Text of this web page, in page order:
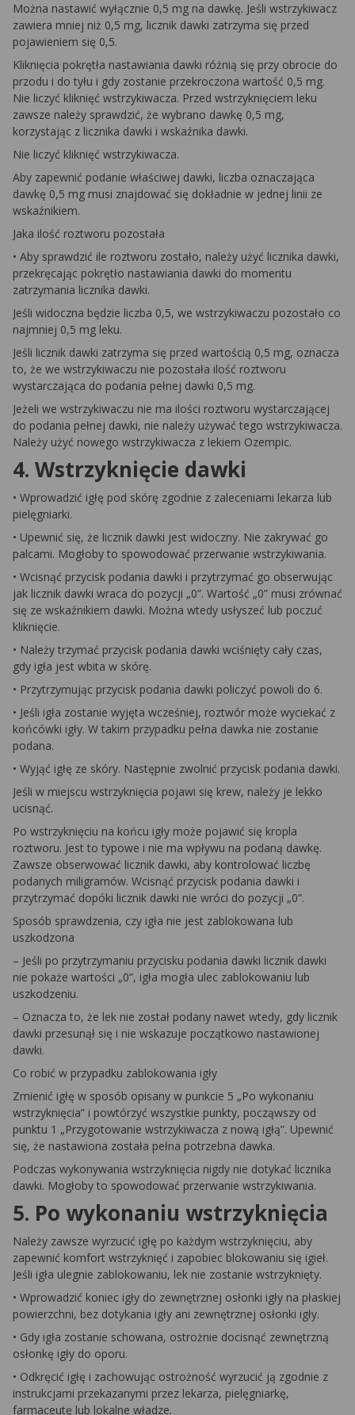
Można nastawić wyłącznie 0,5 mg na dawkę. Jeśli wstrzykiwacz
zawiera mniej niż 0,5 mg, licznik dawki zatrzyma się przed
pojawieniem się 0,5.
Kliknięcia pokrętła nastawiania dawki różnią się przy obrocie do
przodu i do tyłu i gdy zostanie przekroczona wartość 0,5 mg.
Nie liczyć kliknięć wstrzykiwacza. Przed wstrzyknięciem leku
zawsze należy sprawdzić, że wybrano dawkę 0,5 mg,
korzystając z licznika dawki i wskaźnika dawki.
Nie liczyć kliknięć wstrzykiwacza.
Aby zapewnić podanie właściwej dawki, liczba oznaczająca
dawkę 0,5 mg musi znajdować się dokładnie w jednej linii ze
wskaźnikiem.
Jaka ilość roztworu pozostała
• Aby sprawdzić ile roztworu zostało, należy użyć licznika dawki,
przekręcając pokrętło nastawiania dawki do momentu
zatrzymania licznika dawki.
Jeśli widoczna będzie liczba 0,5, we wstrzykiwaczu pozostało co
najmniej 0,5 mg leku.
Jeśli licznik dawki zatrzyma się przed wartością 0,5 mg, oznacza
to, że we wstrzykiwaczu nie pozostała ilość roztworu
wystarczająca do podania pełnej dawki 0,5 mg.
Jeżeli we wstrzykiwaczu nie ma ilości roztworu wystarczającej
do podania pełnej dawki, nie należy używać tego wstrzykiwacza.
Należy użyć nowego wstrzykiwacza z lekiem Ozempic.
4. Wstrzyknięcie dawki
• Wprowadzić igłę pod skórę zgodnie z zaleceniami lekarza lub
pielęgniarki.
• Upewnić się, że licznik dawki jest widoczny. Nie zakrywać go
palcami. Mogłoby to spowodować przerwanie wstrzykiwania.
• Wcisnąć przycisk podania dawki i przytrzymać go obserwując
jak licznik dawki wraca do pozycji „0”. Wartość „0” musi zrównać
się ze wskaźnikiem dawki. Można wtedy usłyszeć lub poczuć
kliknięcie.
• Należy trzymać przycisk podania dawki wciśnięty cały czas,
gdy igła jest wbita w skórę.
• Przytrzymując przycisk podania dawki policzyć powoli do 6.
• Jeśli igła zostanie wyjęta wcześniej, roztwór może wyciekać z
końcówki igły. W takim przypadku pełna dawka nie zostanie
podana.
• Wyjąć igłę ze skóry. Następnie zwolnić przycisk podania dawki.
Jeśli w miejscu wstrzyknięcia pojawi się krew, należy je lekko
ucisnąć.
Po wstrzyknięciu na końcu igły może pojawić się kropla
roztworu. Jest to typowe i nie ma wpływu na podaną dawkę.
Zawsze obserwować licznik dawki, aby kontrolować liczbę
podanych miligramów. Wcisnąć przycisk podania dawki i
przytrzymać dopóki licznik dawki nie wróci do pozycji „0”.
Sposób sprawdzenia, czy igła nie jest zablokowana lub
uszkodzona
– Jeśli po przytrzymaniu przycisku podania dawki licznik dawki
nie pokaże wartości „0”, igła mogła ulec zablokowaniu lub
uszkodzeniu.
– Oznacza to, że lek nie został podany nawet wtedy, gdy licznik
dawki przesunął się i nie wskazuje początkowo nastawionej
dawki.
Co robić w przypadku zablokowania igły
Zmienić igłę w sposób opisany w punkcie 5 „Po wykonaniu
wstrzyknięcia” i powtórzyć wszystkie punkty, począwszy od
punktu 1 „Przygotowanie wstrzykiwacza z nową igłą”. Upewnić
się, że nastawiona została pełna potrzebna dawka.
Podczas wykonywania wstrzyknięcia nigdy nie dotykać licznika
dawki. Mogłoby to spowodować przerwanie wstrzykiwania.
5. Po wykonaniu wstrzyknięcia
Należy zawsze wyrzucić igłę po każdym wstrzyknięciu, aby
zapewnić komfort wstrzyknięć i zapobiec blokowaniu się igieł.
Jeśli igła ulegnie zablokowaniu, lek nie zostanie wstrzyknięty.
• Wprowadzić koniec igły do zewnętrznej osłonki igły na płaskiej
powierzchni, bez dotykania igły ani zewnętrznej osłonki igły.
• Gdy igła zostanie schowana, ostrożnie docisnąć zewnętrzną
osłonkę igły do oporu.
• Odkręcić igłę i zachowując ostrożność wyrzucić ją zgodnie z
instrukcjami przekazanymi przez lekarza, pielęgniarkę,
farmaceutę lub lokalne władze.